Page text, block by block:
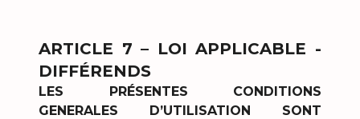
ARTICLE 7 – LOI APPLICABLE -
DIFFÉRENDS
LES PRÉSENTES CONDITIONS
GENERALES D’UTILISATION SONT